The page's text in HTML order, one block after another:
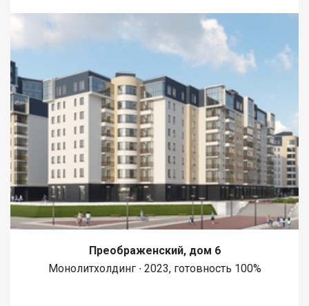
Преображенский, дом 6
Монолитхолдинг ∙ 2023, готовность 100%